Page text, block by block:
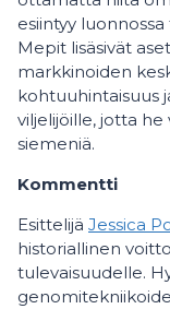
esiintyy
Mepit lisäsivät
markkinoiden
kohtuuhintaisuus
viljelijöille, jotta he
siemeniä.
Kommentti
Esittelijä Jessica
historiallinen
tulevaisuudelle.